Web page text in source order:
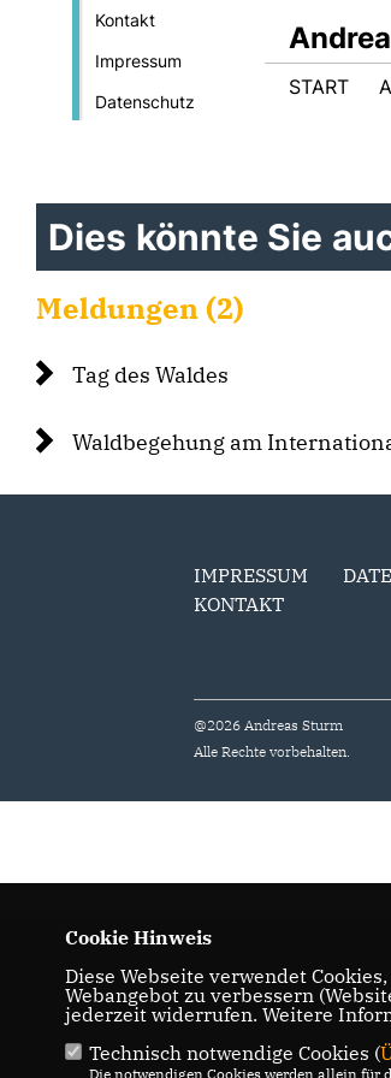
Kontakt
Impressum
Datenschutz
START
Dies könnte Sie
Meldungen (2)
Tag des Waldes
Waldbegehung am
IMPRESSUM
KONTAKT
@2026 Andreas Sturm
Alle Rechte vorbehalten.
Cookie Hinweis
Diese Webseite verwendet
Webangebot zu verbessern
jederzeit widerrufen. Weitere
Technisch notwendige Cookies (
Die notwendigen Cookies werden allein für